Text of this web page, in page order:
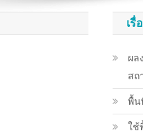
เรื่
ผล
สถ
พื้น
ใช้